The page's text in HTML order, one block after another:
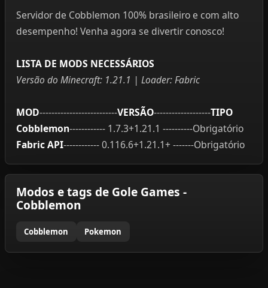
Servidor de Cobblemon 100% brasileiro e com alto
desempenho! Venha agora se divertir conosco!
LISTA DE MODS NECESSÁRIOS
Versão do Minecraft: 1.21.1 | Loader: Fabric
MOD--------------------------VERSÃO-------------------TIPO
Cobblemon------------ 1.7.3+1.21.1 ----------Obrigatório
Fabric API------------ 0.116.6+1.21.1+ -------Obrigatório
Modos e tags de Gole Games -
Cobblemon
Cobblemon Pokemon